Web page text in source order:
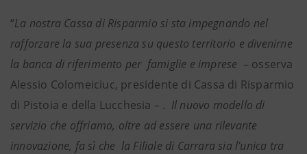
“La nostra Cassa di Risparmio si sta impegnando nel
rafforzare la sua presenza su questo territorio e divenirne
la banca di riferimento per famiglie e imprese – osserva
Alessio Colomeiciuc, presidente di Cassa di Risparmio
di Pistoia e della Lucchesia – . Il nuovo modello di
servizio che offriamo, oltre ad essere una rilevante
innovazione, fa sì che la Filiale di Carrara sia l’unica tra